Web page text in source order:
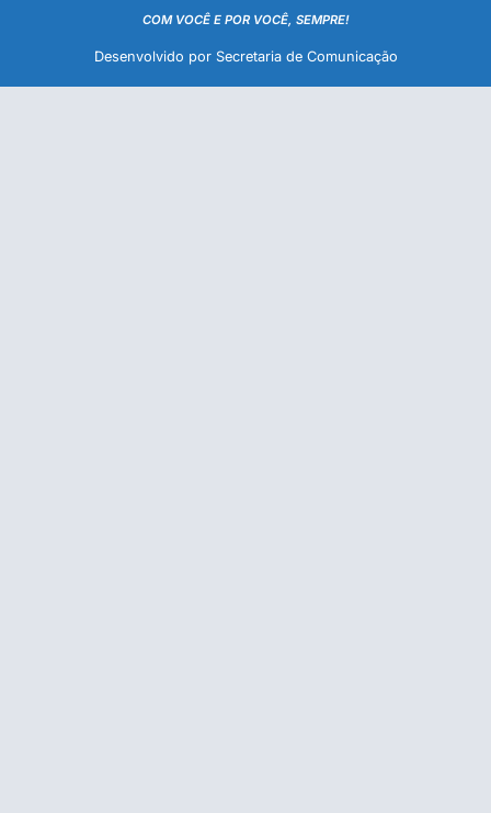
COM VOCÊ E POR VOCÊ, SEMPRE!
Desenvolvido por Secretaria de Comunicação